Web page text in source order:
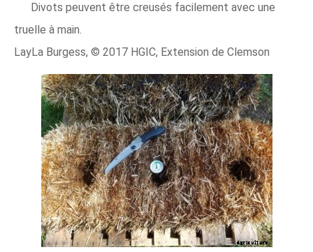
Divots peuvent être creusés facilement avec une
truelle à main.
LayLa Burgess, © 2017 HGIC, Extension de Clemson